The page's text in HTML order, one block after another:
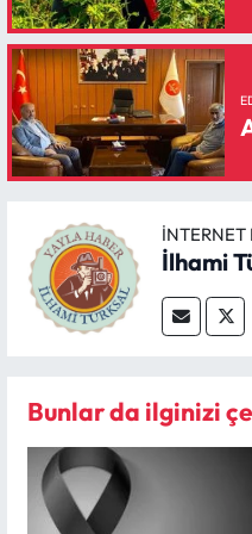
İNTERNET
İlhami
Bunlar da ilginizi
Haberleri
Haberleri